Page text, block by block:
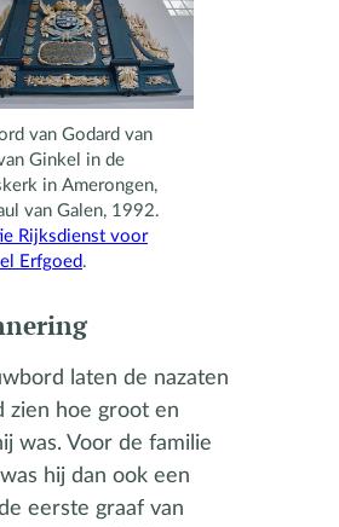
van Godard van
Ginkel in de
in Amerongen,
van Galen, 1992.
Rijksdienst voor
Erfgoed.
laten de nazaten
zien hoe groot en
was. Voor de familie
hij dan ook een
eerste graaf van